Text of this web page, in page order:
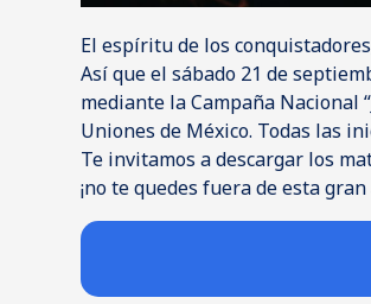
El espíritu de los
Así que el sábado 21 de
mediante la Campaña Nacional
Uniones de México. Todas las
Te invitamos a descargar los
¡no te quedes fuera de esta